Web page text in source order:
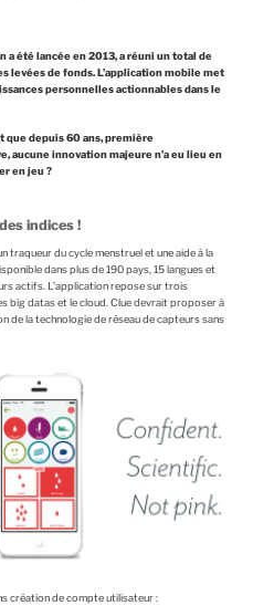
a été lancée en 2013, a réuni un total de
levées de fonds. L’application mobile met
personnelles actionnables dans le
que depuis 60 ans, première
aucune innovation majeure n’a eu lieu en
en jeu ?
indices !
traqueur du cycle menstruel et une aide à la
dans plus de 190 pays, 15 langues et
actifs. L’application repose sur trois
big datas et le cloud. Clue devrait proposer à
de la technologie de réseau de capteurs sans
création de compte utilisateur :